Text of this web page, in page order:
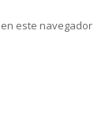
este navegador